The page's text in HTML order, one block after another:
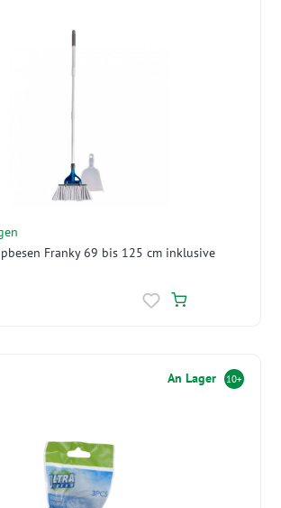
Franky 69 bis 125 cm inklusive
An Lager 10+